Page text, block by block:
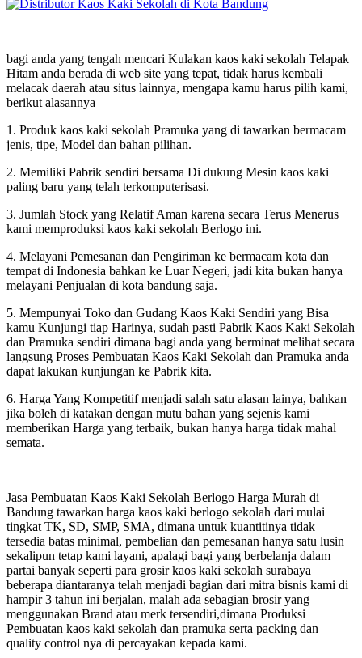
bagi anda yang tengah mencari Kulakan kaos kaki sekolah Telapak
Hitam anda berada di web site yang tepat, tidak harus kembali
melacak daerah atau situs lainnya, mengapa kamu harus pilih kami,
berikut alasannya
1. Produk kaos kaki sekolah Pramuka yang di tawarkan bermacam
jenis, tipe, Model dan bahan pilihan.
2. Memiliki Pabrik sendiri bersama Di dukung Mesin kaos kaki
paling baru yang telah terkomputerisasi.
3. Jumlah Stock yang Relatif Aman karena secara Terus Menerus
kami memproduksi kaos kaki sekolah Berlogo ini.
4. Melayani Pemesanan dan Pengiriman ke bermacam kota dan
tempat di Indonesia bahkan ke Luar Negeri, jadi kita bukan hanya
melayani Penjualan di kota bandung saja.
5. Mempunyai Toko dan Gudang Kaos Kaki Sendiri yang Bisa
kamu Kunjungi tiap Harinya, sudah pasti Pabrik Kaos Kaki Sekolah
dan Pramuka sendiri dimana bagi anda yang berminat melihat secara
langsung Proses Pembuatan Kaos Kaki Sekolah dan Pramuka anda
dapat lakukan kunjungan ke Pabrik kita.
6. Harga Yang Kompetitif menjadi salah satu alasan lainya, bahkan
jika boleh di katakan dengan mutu bahan yang sejenis kami
memberikan Harga yang terbaik, bukan hanya harga tidak mahal
semata.
Jasa Pembuatan Kaos Kaki Sekolah Berlogo Harga Murah di
Bandung tawarkan harga kaos kaki berlogo sekolah dari mulai
tingkat TK, SD, SMP, SMA, dimana untuk kuantitinya tidak
tersedia batas minimal, pembelian dan pemesanan hanya satu lusin
sekalipun tetap kami layani, apalagi bagi yang berbelanja dalam
partai banyak seperti para grosir kaos kaki sekolah surabaya
beberapa diantaranya telah menjadi bagian dari mitra bisnis kami di
hampir 3 tahun ini berjalan, malah ada sebagian brosir yang
menggunakan Brand atau merk tersendiri,dimana Produksi
Pembuatan kaos kaki sekolah dan pramuka serta packing dan
quality control nya di percayakan kepada kami.